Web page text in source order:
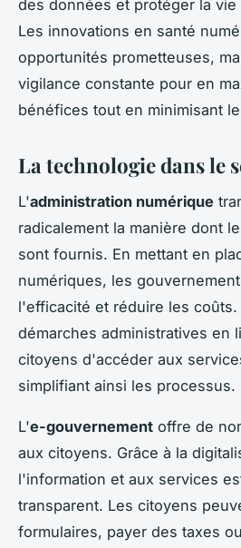
des données et protéger la
Les innovations en santé
opportunités prometteuses,
vigilance constante pour en
bénéfices tout en minimisant
La technologie dans le
L'administration numérique
radicalement la manière dont
sont fournis. En mettant en
numériques, les
l'efficacité et réduire les coûts.
démarches administratives en
citoyens d'accéder aux
simplifiant ainsi les processus.
L'e-gouvernement offre de
aux citoyens. Grâce à la
l'information et aux services
transparent. Les citoyens
formulaires, payer des taxes